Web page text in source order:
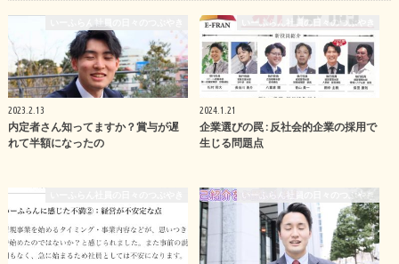
2023.2.13
内定者さん知ってますか？賞与が遅
れて半額になったの
いーふらん社員の日々のつぶやき
2024.1.21
企業選びの罠 : 反社会的企業の採用で
生じる問題点
いーふらん社員の日々のつぶやき